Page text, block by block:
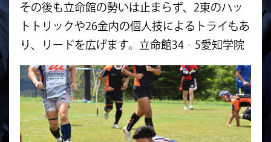
その後も立命館の勢いは止まらず、2東のハッ
トトリックや26金内の個人技によるトライもあ
り、リードを広げます。立命館34‐5愛知学院